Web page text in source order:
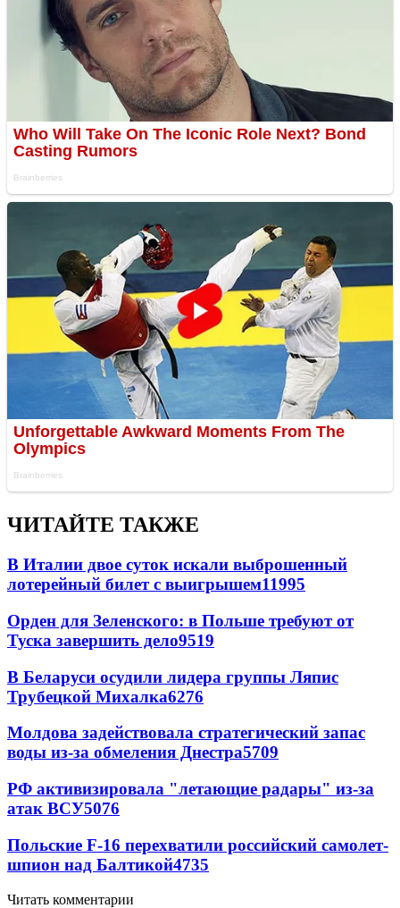
ЧИТАЙТЕ ТАКЖЕ
В Италии двое суток искали выброшенный
лотерейный билет с выигрышем11995
Орден для Зеленского: в Польше требуют от
Туска завершить дело9519
В Беларуси осудили лидера группы Ляпис
Трубецкой Михалка6276
Молдова задействовала стратегический запас
воды из-за обмеления Днестра5709
РФ активизировала "летающие радары" из-за
атак ВСУ5076
Польские F-16 перехватили российский самолет-
шпион над Балтикой4735
Читать комментарии